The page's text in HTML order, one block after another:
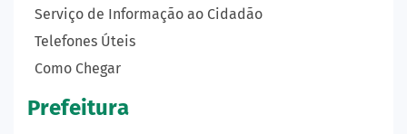
Serviço de Informação ao Cidadão
Telefones Úteis
Como Chegar
Prefeitura